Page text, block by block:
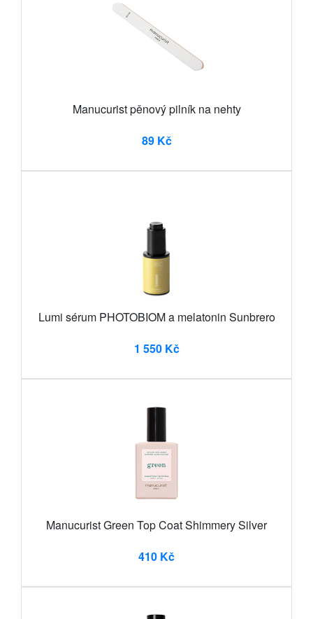
Manucurist pěnový pilník na nehty
89 Kč
Lumi sérum PHOTOBIOM a melatonin Sunbrero
1 550 Kč
Manucurist Green Top Coat Shimmery Silver
410 Kč